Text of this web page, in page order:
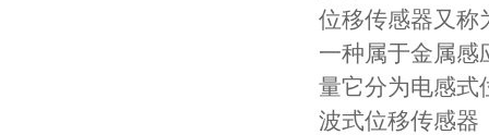
位移传感器又称
一种属于金属感
量它分为电感式
波式位移传感器